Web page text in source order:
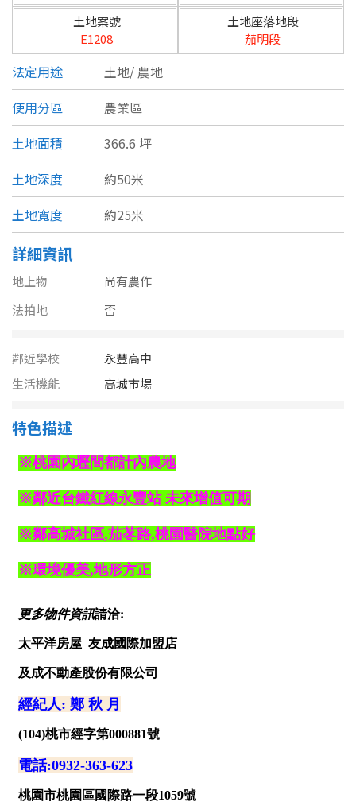
基隆市
新北市
宜蘭縣
桃園市
新竹市
新竹縣
苗栗縣
雲林縣
台南市
高雄市
澎湖縣
屏東縣
台東縣
花蓮縣
類型(可複選)
不拘 公寓
別墅 透天厝
農舍 辦公
廠辦
坪數
不拘
20~30 坪
40~50 坪
60~70 坪
樓層
不拘
3樓
5~10樓
土地案號
E1208
土地座落地段
茄明段
法定用途 土地/ 農地
使用分區
農業區
土地面積
366.6 坪
土地深度
約50米
土地寬度
約25米
詳細資訊
地上物
尚有農作
法拍地
否
鄰近學校
永豐高中
生活機能
高城市場
特色描述